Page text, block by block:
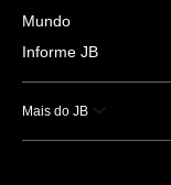
Mundo
Informe JB
Mais do JB
Esportes